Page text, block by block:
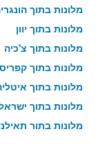
מלונות בתוך
מלונות בתוך יוון
מלונות בתוך צ'כיה
מלונות בתוך
מלונות בתוך
מלונות בתוך
מלונות בתוך